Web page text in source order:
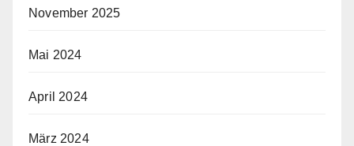
November 2025
Mai 2024
April 2024
März 2024